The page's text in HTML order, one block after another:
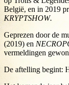
België, en in 2019
KRYPTSHOW.
Geprezen door de
(2019) en
vermeldingen
De aftelling begint: